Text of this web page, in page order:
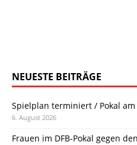
NEUESTE BEITRÄGE
Spielplan terminiert / Pokal am
6. August 2026
Frauen im DFB-Pokal gegen